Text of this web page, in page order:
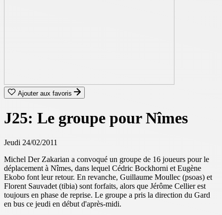
Ajouter aux favoris
J25: Le groupe pour Nîmes
Jeudi 24/02/2011
Michel Der Zakarian a convoqué un groupe de 16 joueurs pour le
déplacement à Nîmes, dans lequel Cédric Bockhorni et Eugène
Ekobo font leur retour. En revanche, Guillaume Moullec (psoas) et
Florent Sauvadet (tibia) sont forfaits, alors que Jérôme Cellier est
toujours en phase de reprise. Le groupe a pris la direction du Gard
en bus ce jeudi en début d'après-midi.